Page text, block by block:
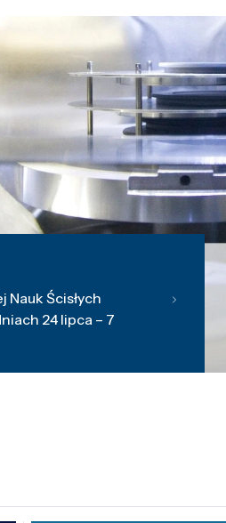
Nauk Ścisłych
24 lipca – 7